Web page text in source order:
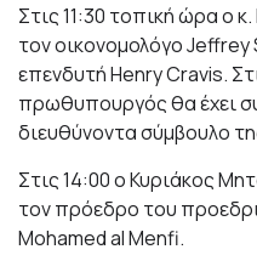
Στις 11:30 τοπική ώρα ο
τον οικονομολόγο Jeffrey
επενδυτή Henry Cravis.
πρωθυπουργός θα έχει
διευθύνοντα σύμβουλο
Στις 14:00 ο Κυριάκος
τον πρόεδρο του
Mohamed al Menfi.